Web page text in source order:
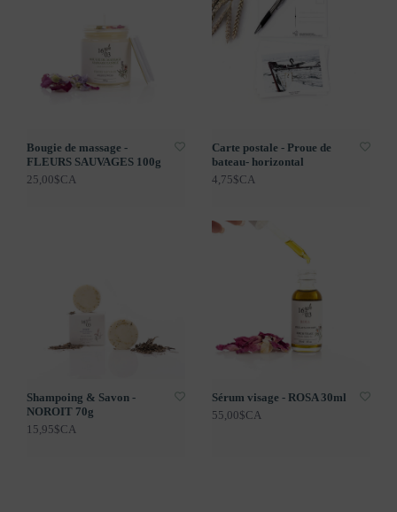
Bougie de massage -
FLEURS SAUVAGES 100g
25,00$CA
Carte postale - Proue de
bateau- horizontal
4,75$CA
Shampoing & Savon -
NOROIT 70g
15,95$CA
Sérum visage - ROSA 30ml
55,00$CA